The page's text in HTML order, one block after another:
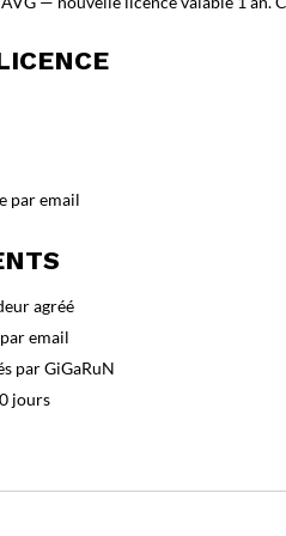
par email
agréé
email
par GiGaRuN
jours